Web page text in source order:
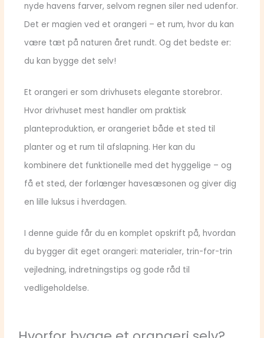
nyde havens farver, selvom regnen siler ned udenfor.
Det er magien ved et orangeri – et rum, hvor du kan
være tæt på naturen året rundt. Og det bedste er:
du kan bygge det selv!
Et orangeri er som drivhusets elegante storebror.
Hvor drivhuset mest handler om praktisk
planteproduktion, er orangeriet både et sted til
planter og et rum til afslapning. Her kan du
kombinere det funktionelle med det hyggelige – og
få et sted, der forlænger havesæsonen og giver dig
en lille luksus i hverdagen.
I denne guide får du en komplet opskrift på, hvordan
du bygger dit eget orangeri: materialer, trin-for-trin
vejledning, indretningstips og gode råd til
vedligeholdelse.